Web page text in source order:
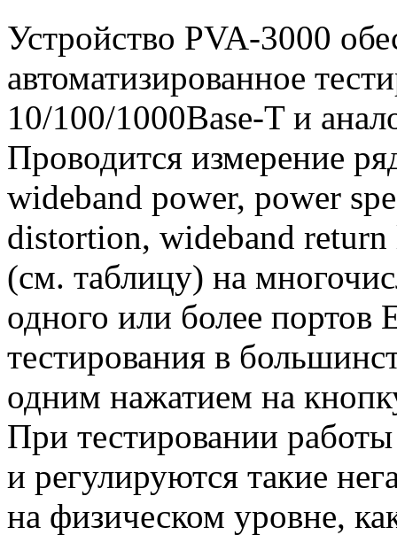
Устройство PVA-3000
автоматизированное
10/100/1000Base-Tи
Проводится измерение
wideband power, power
distortion, wideband
(см. таблицу) на
одного или более портов
тестирования в
одним нажатием на
При тестировании
и регулируются такие
на физическом уровне,